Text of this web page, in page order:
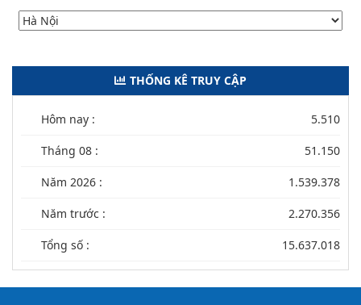
THỐNG KÊ TRUY CẬP
Hôm nay : 5.510
Tháng 08 : 51.150
Năm 2026 : 1.539.378
Năm trước : 2.270.356
Tổng số : 15.637.018